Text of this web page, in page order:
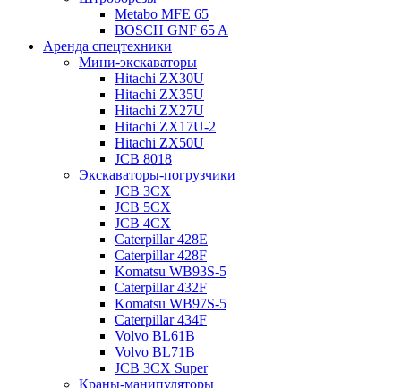
Metabo MFE 65
BOSCH GNF 65 A
Аренда спецтехники
Мини-экскаваторы
Hitachi ZX30U
Hitachi ZX35U
Hitachi ZX27U
Hitachi ZX17U-2
Hitachi ZX50U
JCB 8018
Экскаваторы-погрузчики
JCB 3CX
JCB 5CX
JCB 4CX
Caterpillar 428E
Caterpillar 428F
Komatsu WB93S-5
Caterpillar 432F
Komatsu WB97S-5
Caterpillar 434F
Volvo BL61B
Volvo BL71B
JCB 3CX Super
Краны-манипуляторы